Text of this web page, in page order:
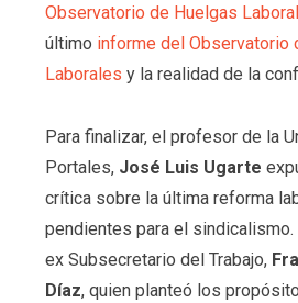
Observatorio de Huelgas
último informe del Observatorio
Laborales y la realidad de la
Para finalizar, el profesor de la
Portales, José Luis Ugarte
crítica sobre la última reforma
pendientes para el sindicalismo.
ex Subsecretario del Trabajo,
Díaz, quien planteó los